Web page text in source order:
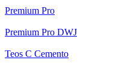
Premium Pro
Premium Pro DWJ
Teos C Cemento